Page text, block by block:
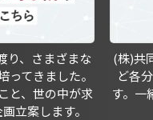
り、さまざまな
てきました。
と、世の中が求
立案します。
(株)共
ど各
す。一